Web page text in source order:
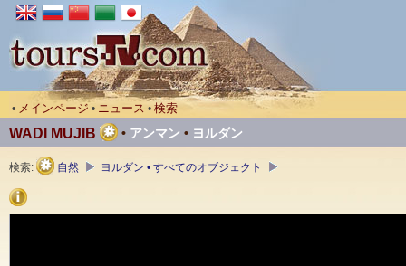
• メインページ • ニュース • 検索
WADI MUJIB • アンマン • ヨルダン
検索: 自然 ヨルダン • すべてのオブジェクト